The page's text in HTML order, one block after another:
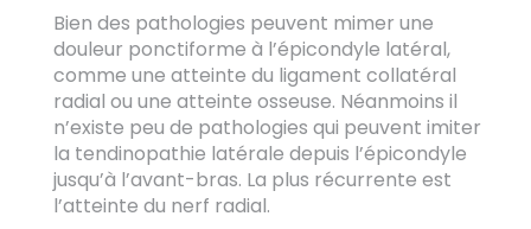
Bien des pathologies peuvent mimer une
douleur ponctiforme à l’épicondyle latéral,
comme une atteinte du ligament collatéral
radial ou une atteinte osseuse. Néanmoins il
n’existe peu de pathologies qui peuvent imiter
la tendinopathie latérale depuis l’épicondyle
jusqu’à l’avant-bras. La plus récurrente est
l’atteinte du nerf radial.